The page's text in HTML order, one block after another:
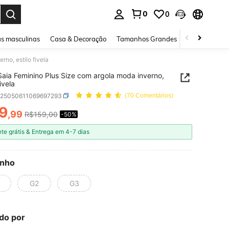
0 0
masculinas Casa & Decoração Tamanhos Grandes Joias e
estilo fivela
Feminino Plus Size com argola moda inverno,
(70 Comentários)
AND AVAILABILITY
,99 R$159,00 -50%
grátis & Entrega em 4-7 dias
G2 G3
por